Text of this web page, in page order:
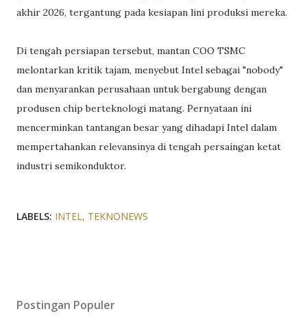
akhir 2026, tergantung pada kesiapan lini produksi mereka.
Di tengah persiapan tersebut, mantan COO TSMC
melontarkan kritik tajam, menyebut Intel sebagai "nobody"
dan menyarankan perusahaan untuk bergabung dengan
produsen chip berteknologi matang. Pernyataan ini
mencerminkan tantangan besar yang dihadapi Intel dalam
mempertahankan relevansinya di tengah persaingan ketat
industri semikonduktor.
LABELS: INTEL TEKNONEWS
Postingan Populer